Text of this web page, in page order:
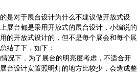
对于展台设计为什么不建议做开放式设
展台都是采用开放式的展台设计，小编说的
的开放式设计的，但不是每个展会和每个展
结了下，如下：
下，为了展台的明亮度考虑，不适合开
台设计安置照明灯的地方比较少，会造成整